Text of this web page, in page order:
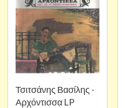
Τσιτσάνης Βασίλης -
Αρχόντισσα LP